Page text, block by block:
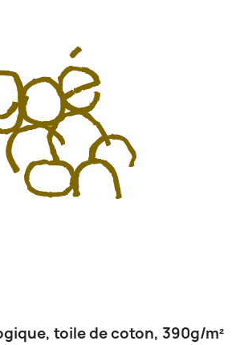
toile de coton, 390g/m²